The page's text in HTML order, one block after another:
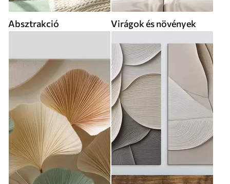
Absztrakció Virágok és növények